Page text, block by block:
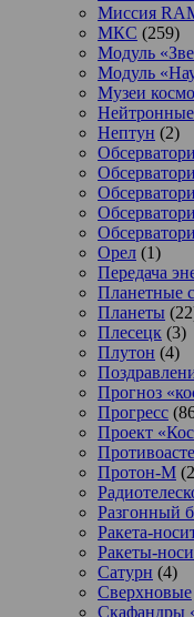
Миссия
МКС (259)
Модуль
Модуль
Музеи
Нейтронные
Нептун (2)
Орел (1)
Передача
Планетные
Планеты
Плесецк (3)
Плутон (4)
Прогноз
Прогресс
Проект
Протон-М
Разгонный
Ракета-
Ракеты-
Сатурн (4)
Сверхновые
Скафандры